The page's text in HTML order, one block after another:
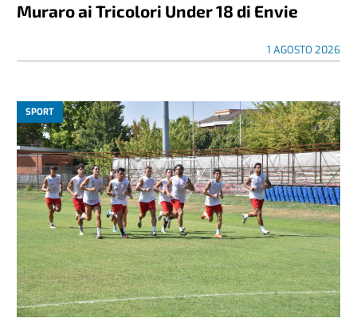
Muraro ai Tricolori Under 18 di Envie
1 AGOSTO 2026
SPORT